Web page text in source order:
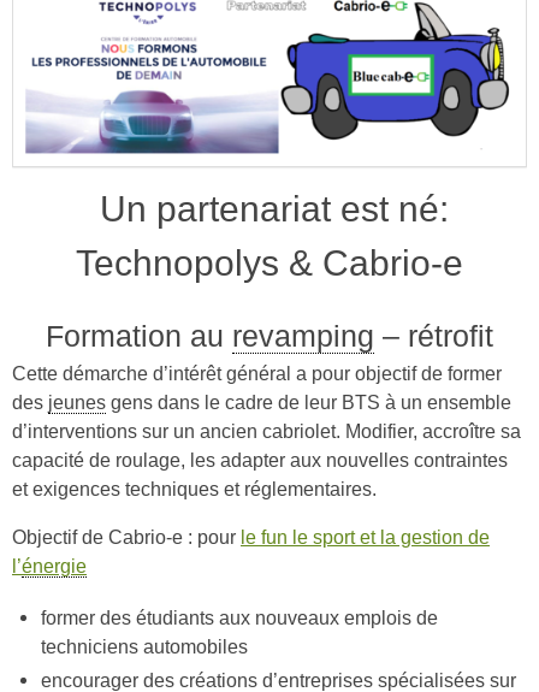
Un partenariat est né:
Technopolys & Cabrio-e
Formation au revamping – rétrofit
Cette démarche d’intérêt général a pour objectif de former
des jeunes gens dans le cadre de leur BTS à un ensemble
d’interventions sur un ancien cabriolet. Modifier, accroître sa
capacité de roulage, les adapter aux nouvelles contraintes
et exigences techniques et réglementaires.
Objectif de Cabrio-e : pour le fun le sport et la gestion de
l’énergie
former des étudiants aux nouveaux emplois de
techniciens automobiles
encourager des créations d’entreprises spécialisées sur